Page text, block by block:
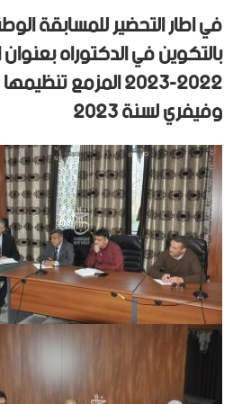
في اطار التحضير للمسابقة
بالتكوين في الدكتوراه
2022-2023 المزمع
وفيفري لسنة 2023